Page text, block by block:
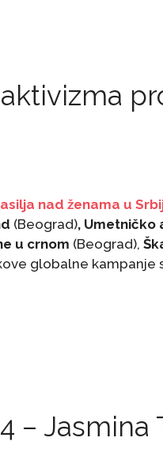
nad ženama u
(Beograd), Umetničko
u crnom (Beograd),
globalne kampanje
– Jasmina